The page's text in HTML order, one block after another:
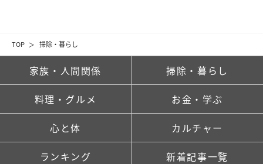
TOP 掃除・暮らし
家族・人間関係 掃除・暮らし
料理・グルメ お金・学ぶ
心と体 カルチャー
ランキング 新着記事一覧